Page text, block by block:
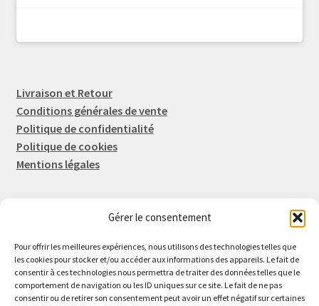
Gérer le consentement
Pour offrir les meilleures expériences, nous utilisons des technologies telles que
les cookies pour stocker et/ou accéder aux informations des appareils. Le fait de
consentir à ces technologies nous permettra de traiter des données telles que le
comportement de navigation ou les ID uniques sur ce site. Le fait de ne pas
consentir ou de retirer son consentement peut avoir un effet négatif sur certaines
Livraison et Retour
Conditions générales de vente
Politique de confidentialité
Politique de cookies
Mentions légales
Eric FORTIER EI
16 Rue de l'Espérance
14600 Honfleur
02 61 82 01 89